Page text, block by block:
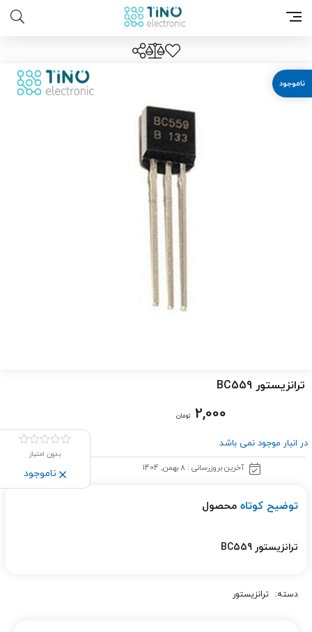
ترانزیستور BC559
2,000 تومان
در انبار موجود نمی باشد
آخرین بروزرسانی : 8 بهمن, 1404
بدون امتیاز
ناموجود
توضیح کوتاه محصول
ترانزیستور BC559
دسته: ترانزیستور